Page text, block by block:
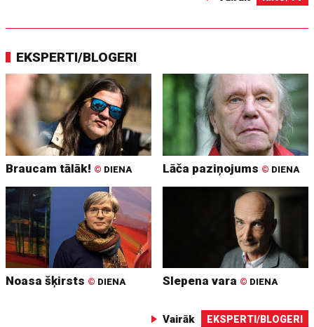
EKSPERTI/BLOGERI
Braucam tālāk! © DIENA Lāča paziņojums © DIENA
Noasa šķirsts © DIENA Slepena vara © DIENA
Vairāk EKSPERTI/BLOGERI